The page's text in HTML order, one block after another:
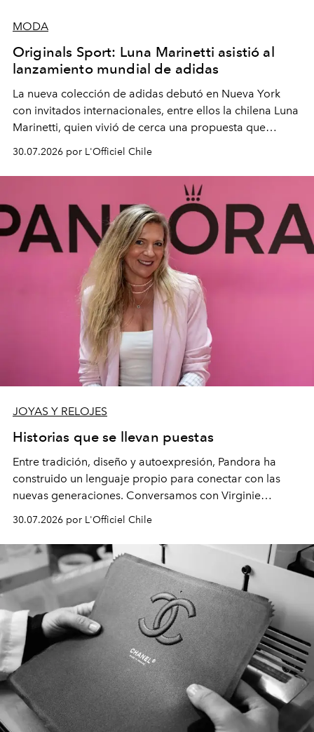
MODA
Originals Sport: Luna Marinetti asistió al
lanzamiento mundial de adidas
La nueva colección de adidas debutó en Nueva York
con invitados internacionales, entre ellos la chilena Luna
Marinetti, quien vivió de cerca una propuesta que
fusiona moda y rendimiento.
30.07.2026 por L'Officiel Chile
JOYAS Y RELOJES
Historias que se llevan puestas
Entre tradición, diseño y autoexpresión, Pandora ha
construido un lenguaje propio para conectar con las
nuevas generaciones. Conversamos con Virginie
Dubray, la responsable de marketing para
Latinoamérica, sobre identidad, cultura y el valor
emocional que hoy define a la joyería contemporánea.
30.07.2026 por L'Officiel Chile